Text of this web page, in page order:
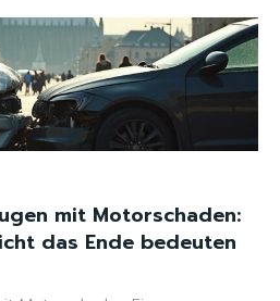
mit Motorschaden:
das Ende bedeuten